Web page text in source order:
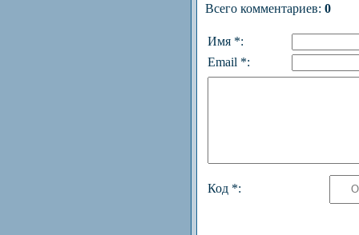
Всего комментариев: 0
Имя *:
Email *:
Код *: